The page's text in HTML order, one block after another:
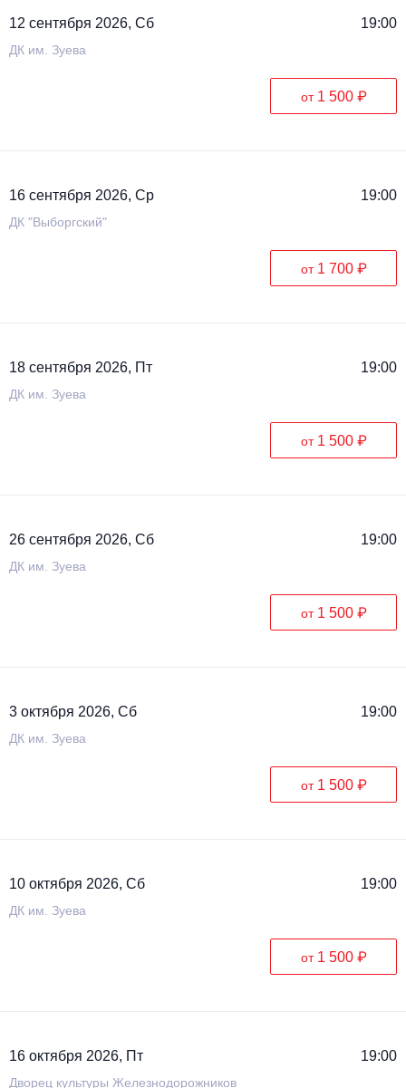
12 сентября 2026, Сб 19:00
ДК им. Зуева
от 1 500 ₽
16 сентября 2026, Ср 19:00
ДК "Выборгский"
от 1 700 ₽
18 сентября 2026, Пт 19:00
ДК им. Зуева
от 1 500 ₽
26 сентября 2026, Сб 19:00
ДК им. Зуева
от 1 500 ₽
3 октября 2026, Сб 19:00
ДК им. Зуева
от 1 500 ₽
10 октября 2026, Сб 19:00
ДК им. Зуева
от 1 500 ₽
16 октября 2026, Пт 19:00
Дворец культуры Железнодорожников